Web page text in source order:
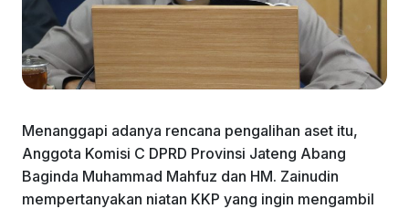
Menanggapi adanya rencana pengalihan aset itu,
Anggota Komisi C DPRD Provinsi Jateng Abang
Baginda Muhammad Mahfuz dan HM. Zainudin
mempertanyakan niatan KKP yang ingin mengambil